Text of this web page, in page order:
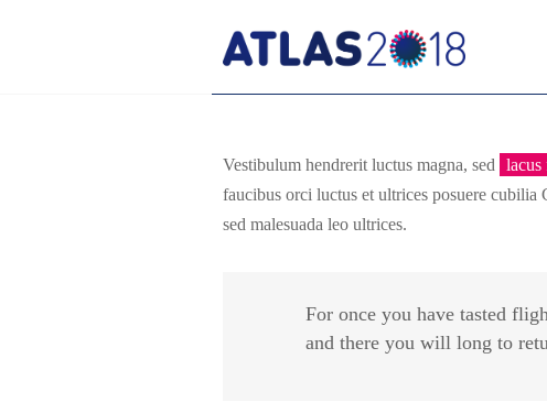
Vestibulum hendrerit luctus magna, sed lacus
faucibus orci luctus et ultrices posuere cubilia
sed malesuada leo ultrices.
For once you have tasted
and there you will long to